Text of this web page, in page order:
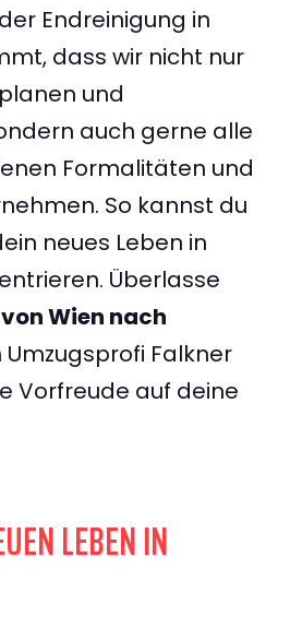
Endreinigung in
dass wir nicht nur
und
auch gerne alle
Formalitäten und
So kannst du
neues Leben in
Überlasse
Wien nach
Falkner
Vorfreude auf deine
LEBEN IN